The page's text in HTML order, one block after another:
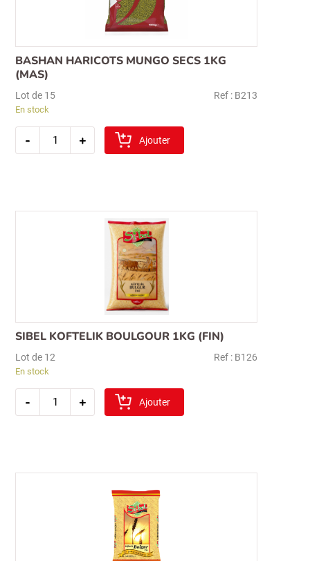
BASHAN HARICOTS MUNGO SECS 1KG
(MAS)
Lot de 15 Ref : B213
En stock
-
quantité
+ Ajouter
SIBEL KOFTELIK BOULGOUR 1KG (FIN)
Lot de 12 Ref : B126
En stock
-
quantité
+ Ajouter